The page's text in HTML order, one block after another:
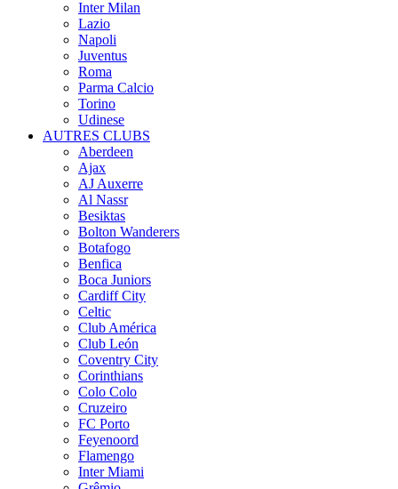
Inter Milan
Lazio
Napoli
Juventus
Roma
Parma Calcio
Torino
Udinese
AUTRES CLUBS
Aberdeen
Ajax
AJ Auxerre
Al Nassr
Besiktas
Bolton Wanderers
Botafogo
Benfica
Boca Juniors
Cardiff City
Celtic
Club América
Club León
Coventry City
Corinthians
Colo Colo
Cruzeiro
FC Porto
Feyenoord
Flamengo
Inter Miami